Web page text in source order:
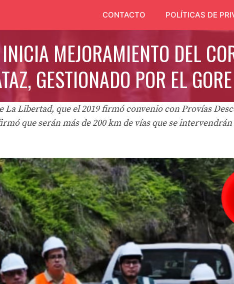
CONTACTO POLÍTICAS DE
MEJORAMIENTO DEL
GESTIONADO POR EL GORE
La Libertad, que el 2019 firmó convenio con Provías
que serán más de 200 km de vías que se